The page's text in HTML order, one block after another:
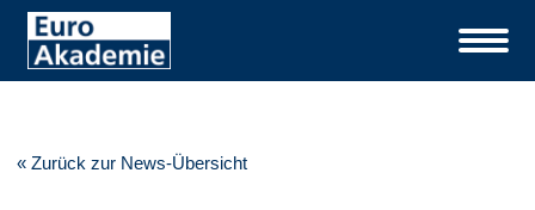
« Zurück zur News-Übersicht